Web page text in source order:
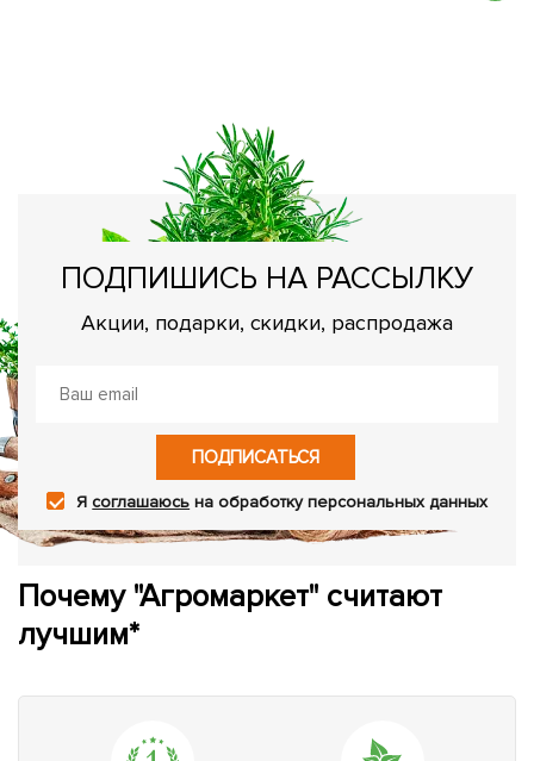
ПОДПИШИСЬ НА РАССЫЛКУ
Акции, подарки, скидки, распродажа
ПОДПИСАТЬСЯ
Ясоглашаюсь на обработку персональных данных
Почему "Агромаркет" считают
лучшим*